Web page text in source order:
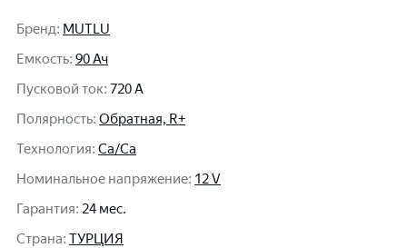
Бренд: MUTLU
Емкость: 90 Ач
Пусковой ток: 720 A
Полярность: Обратная, R+
Технология: Ca/Ca
Номинальное напряжение: 12 V
Гарантия: 24 мес.
Cтрана: ТУРЦИЯ